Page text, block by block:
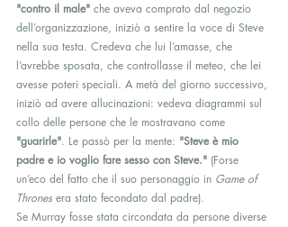
"contro il male" che aveva comprato dal negozio
dell’organizzazione, iniziò a sentire la voce di Steve
nella sua testa. Credeva che lui l’amasse, che
l’avrebbe sposata, che controllasse il meteo, che lei
avesse poteri speciali. A metà del giorno successivo,
iniziò ad avere allucinazioni: vedeva diagrammi sul
collo delle persone che le mostravano come
"guarirle". Le passò per la mente: "Steve è mio
padre e io voglio fare sesso con Steve." (Forse
un’eco del fatto che il suo personaggio in Game of
Thrones era stato fecondato dal padre).
Se Murray fosse stata circondata da persone diverse